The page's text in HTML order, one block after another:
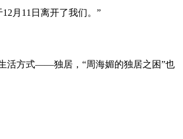
月11日离开了我们。”
活方式——独居，“周海媚的独居之困”也